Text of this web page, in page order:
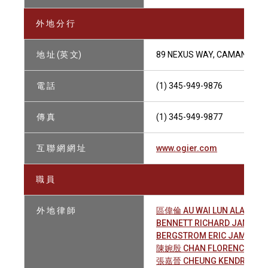
外 地 分 行
地 址 (英 文) 89 NEXUS WAY, CAMANA
電 話 (1) 345-949-9876
傳 真 (1) 345-949-9877
互 聯 網 網 址 www.ogier.com
職 員
外 地 律 師
區偉倫 AU WAI LUN ALAN
BENNETT RICHARD JAMES
BERGSTROM ERIC JAMES
陳婉殷 CHAN FLORENCE
張嘉晉 CHEUNG KENDRICK